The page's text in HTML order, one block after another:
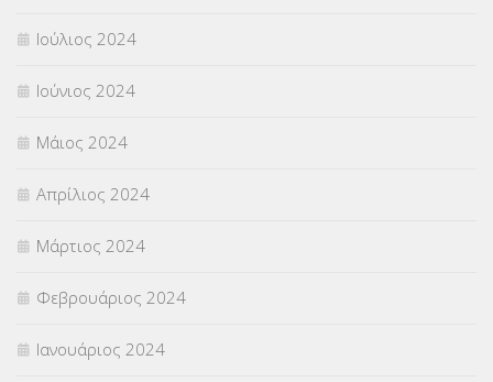
Ιούλιος 2024
Ιούνιος 2024
Μάιος 2024
Απρίλιος 2024
Μάρτιος 2024
Φεβρουάριος 2024
Ιανουάριος 2024